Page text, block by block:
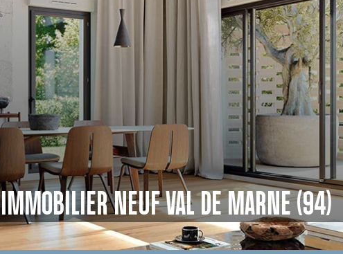
IMMOBILIER NEUF VAL DE MARNE (94)